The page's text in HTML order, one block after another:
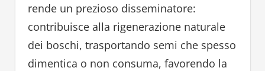
rende un prezioso disseminatore:
contribuisce alla rigenerazione naturale
dei boschi, trasportando semi che spesso
dimentica o non consuma, favorendo la